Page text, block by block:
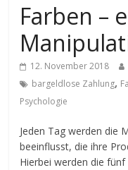
Farben –
12. November 2018
bargeldlose Zahlung,
Psychologie
Jeden Tag werden die
beeinflusst, die ihre
Hierbei werden die fünf